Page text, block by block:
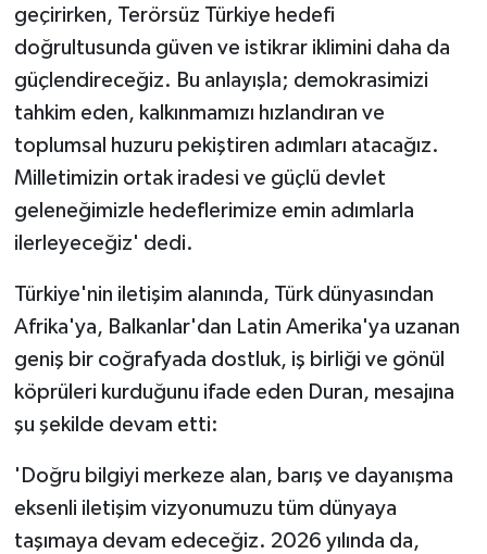
geçirirken, Terörsüz Türkiye hedefi
doğrultusunda güven ve istikrar iklimini daha da
güçlendireceğiz. Bu anlayışla; demokrasimizi
tahkim eden, kalkınmamızı hızlandıran ve
toplumsal huzuru pekiştiren adımları atacağız.
Milletimizin ortak iradesi ve güçlü devlet
geleneğimizle hedeflerimize emin adımlarla
ilerleyeceğiz' dedi.
Türkiye'nin iletişim alanında, Türk dünyasından
Afrika'ya, Balkanlar'dan Latin Amerika'ya uzanan
geniş bir coğrafyada dostluk, iş birliği ve gönül
köprüleri kurduğunu ifade eden Duran, mesajına
şu şekilde devam etti:
'Doğru bilgiyi merkeze alan, barış ve dayanışma
eksenli iletişim vizyonumuzu tüm dünyaya
taşımaya devam edeceğiz. 2026 yılında da,